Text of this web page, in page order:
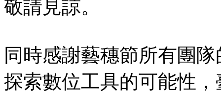
敬請見諒。
同時感謝藝穗節所有團
探索數位工具的可能性